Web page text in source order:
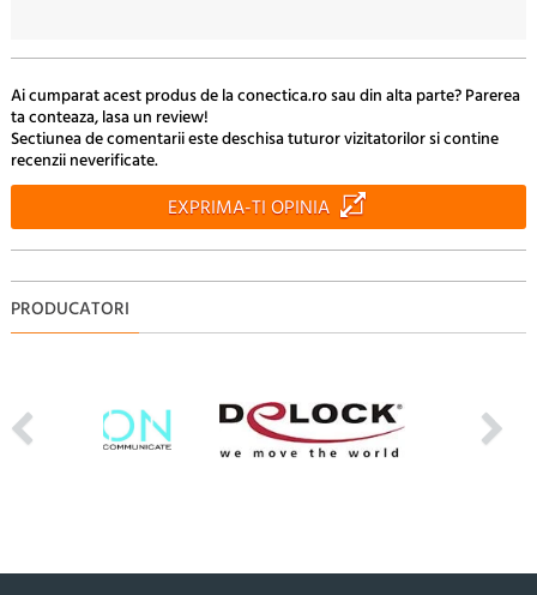
Ai cumparat acest produs de la conectica.ro sau din alta parte? Parerea
ta conteaza, lasa un review!
Sectiunea de comentarii este deschisa tuturor vizitatorilor si contine
recenzii neverificate.
EXPRIMA-TI OPINIA
PRODUCATORI